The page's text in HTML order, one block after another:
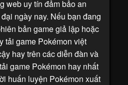
web uy tín đảm bảo an
ngày nay. Nếu bạn đang
bản game giả lập hoặc
tải game Pokémon việt
hay trên các diễn đàn và
game Pokémon hay nhất
huấn luyện Pokémon xuất